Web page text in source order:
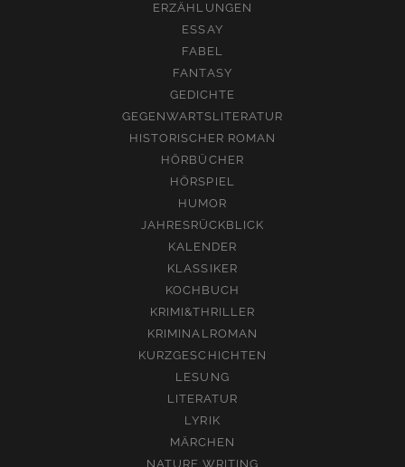
ERZÄHLUNGEN
ESSAY
FABEL
FANTASY
GEDICHTE
GEGENWARTSLITERATUR
HISTORISCHER ROMAN
HÖRBÜCHER
HÖRSPIEL
HUMOR
JAHRESRÜCKBLICK
KALENDER
KLASSIKER
KOCHBUCH
KRIMI&THRILLER
KRIMINALROMAN
KURZGESCHICHTEN
LESUNG
LITERATUR
LYRIK
MÄRCHEN
NATURE WRITING